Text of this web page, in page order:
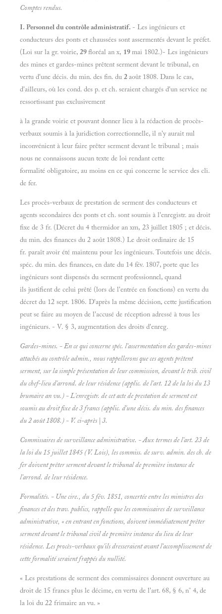
Comptes rendus.
I. Personnel du contrôle administratif. - Les ingénieurs et
conducteurs des ponts et chaussées sont assermentés devant le préfet.
(Loi sur la gr. voirie, 29floréal an x, 19mai 1802.)- Les ingénieurs
des mines et gardes-mines prêtent serment devant le tribunal, en
vertu d'une décis. du min. des fin. du 2août 1808. Dans le cas,
d'ailleurs, où les cond. des p. et ch. seraient chargés d'un service ne
ressortissant pas exclusivement
à la grande voirie et pouvant donner lieu à la rédaction de procès-
verbaux soumis à la juridiction correctionnelle, il n'y aurait nul
inconvénient à leur faire prêter serment devant le tribunal ; mais
nous ne connaissons aucun texte de loi rendant cette
formalité obligatoire, au moins en ce qui concerne le service des cli.
de fer.
Les procès-verbaux de prestation de serment des conducteurs et
agents secondaires des ponts et ch. sont soumis à l'enregistr. au droit
fixe de 3 fr. (Décret du 4 thermidor an xm, 23 juillet 1805 ; et décis.
du min. des finances du 2 août 1808.) Le droit ordinaire de 15
fr. paraît avoir été maintenu pour les ingénieurs. Toutefois une décis.
spéc. du min. des finances, en date du 14 fév. 1807, porte que les
ingénieurs sont dispensés du serment professionnel, quand
ils justifient de celui prêté (lors de l'entrée en fonctions) en vertu du
décret du 12 sept. 1806. D'après la même décision, cette justification
peut se faire au moyen de l'accusé de réception adressé à tous les
ingénieurs. - V. § 3, augmentation des droits d'enreg.
Gardes-mines. - En ce qui concerne spéc. l'assermentation des gardes-mines
attachés au contrôle admin., nous rappellerons que ces agents prêtent
serment, sur la simple présentation de leur commission, devant le trib. civil
du chef-lieu d'arrond. de leur résidence (applic. de l'art. 12 de la loi du 13
brumaire an vu.) - L'enregistr. de cet acte de prestation de serment est
soumis au droit fixe de 3 francs (applic. d'une décis. du min. des finances
du 2 août 1808.) - V. ci-après | 3.
Commissaires de surveillance administrative. - Aux termes de l'art. 23 de
la loi du 15 juillet 1845 (V.Lois), les commiss. de surv. admin. des ch. de
fer doivent prêter serment devant le tribunal de première instance de
l'arrond. de leur résidence.
Formalités. - Une cire., du 5 fév. 1851, concertée entre les ministres des
finances et des trav. publics, rappelle que les commissaires de surveillance
administrative, « en entrant en fonctions, doivent immédiatement prêter
serment devant le tribunal civil de première instance du lieu de leur
résidence. Les procès-verbaux qu'ils dresseraient avant l'accomplissement de
cette formalité seraient frappés du nullité.
« Les prestations de serment des commissaires donnent ouverture au
droit de 15 francs plus le décime, en vertu de l'art. 68, § 6, n° 4, de
la loi du 22 frimaire an vu. »